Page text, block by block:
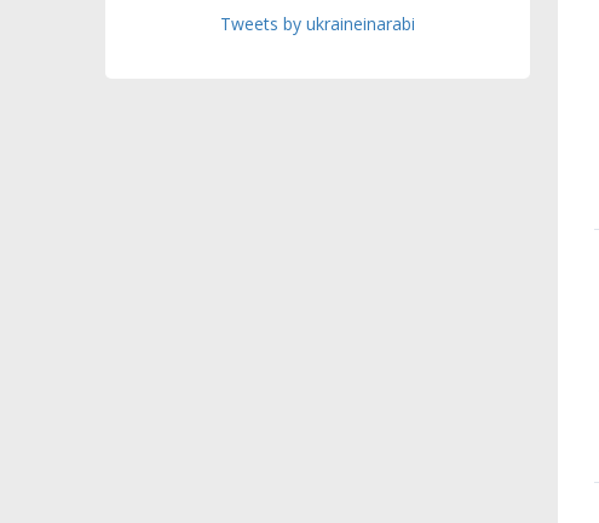
Tweets by ukraineinarabi